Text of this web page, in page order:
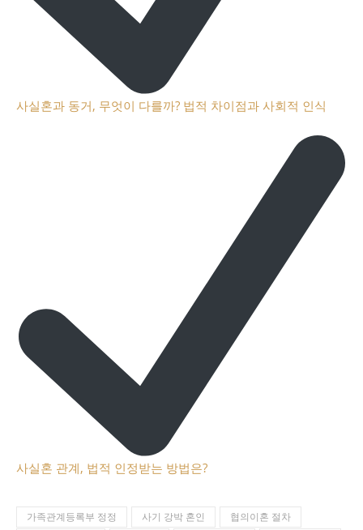
사실혼과 동거, 무엇이 다를까? 법적 차이점과 사회적 인식
사실혼 관계, 법적 인정받는 방법은?
가족관계등록부 정정 사기 강박 혼인
협의이혼 절차